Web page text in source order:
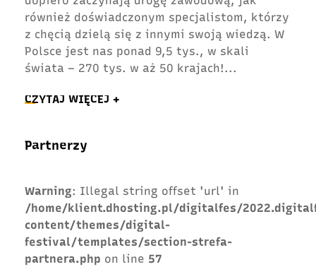
również doświadczonym specjalistom, którzy
z chęcią dzielą się z innymi swoją wiedzą. W
Polsce jest nas ponad 9,5 tys., w skali
świata – 270 tys. w aż 50 krajach!...
CZYTAJ WIĘCEJ +
Partnerzy
Warning: Illegal string offset 'url' in
/home/klient.dhosting.pl/digitalfes/
content/themes/digital-
festival/templates/section-strefa-
partnera.php on line 57